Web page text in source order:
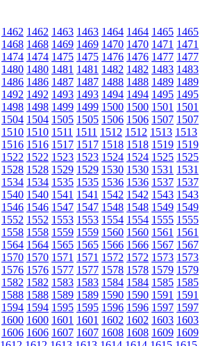
1462 1462 1463 1463 1464 1464 1465 1465
1468 1468 1469 1469 1470 1470 1471 1471
1474 1474 1475 1475 1476 1476 1477 1477
1480 1480 1481 1481 1482 1482 1483 1483
1486 1486 1487 1487 1488 1488 1489 1489
1492 1492 1493 1493 1494 1494 1495 1495
1498 1498 1499 1499 1500 1500 1501 1501
1504 1504 1505 1505 1506 1506 1507 1507
1510 1510 1511 1511 1512 1512 1513 1513
1516 1516 1517 1517 1518 1518 1519 1519
1522 1522 1523 1523 1524 1524 1525 1525
1528 1528 1529 1529 1530 1530 1531 1531
1534 1534 1535 1535 1536 1536 1537 1537
1540 1540 1541 1541 1542 1542 1543 1543
1546 1546 1547 1547 1548 1548 1549 1549
1552 1552 1553 1553 1554 1554 1555 1555
1558 1558 1559 1559 1560 1560 1561 1561
1564 1564 1565 1565 1566 1566 1567 1567
1570 1570 1571 1571 1572 1572 1573 1573
1576 1576 1577 1577 1578 1578 1579 1579
1582 1582 1583 1583 1584 1584 1585 1585
1588 1588 1589 1589 1590 1590 1591 1591
1594 1594 1595 1595 1596 1596 1597 1597
1600 1600 1601 1601 1602 1602 1603 1603
1606 1606 1607 1607 1608 1608 1609 1609